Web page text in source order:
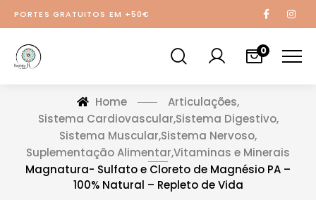
PORTES GRATUITOS EM +50€
0
Home Articulações,
Sistema Cardiovascular,Sistema Digestivo,
Sistema Muscular,Sistema Nervoso,
Suplementação Alimentar,Vitaminas e Minerais
Magnatura- Sulfato e Cloreto de Magnésio PA –
100% Natural – Repleto de Vida